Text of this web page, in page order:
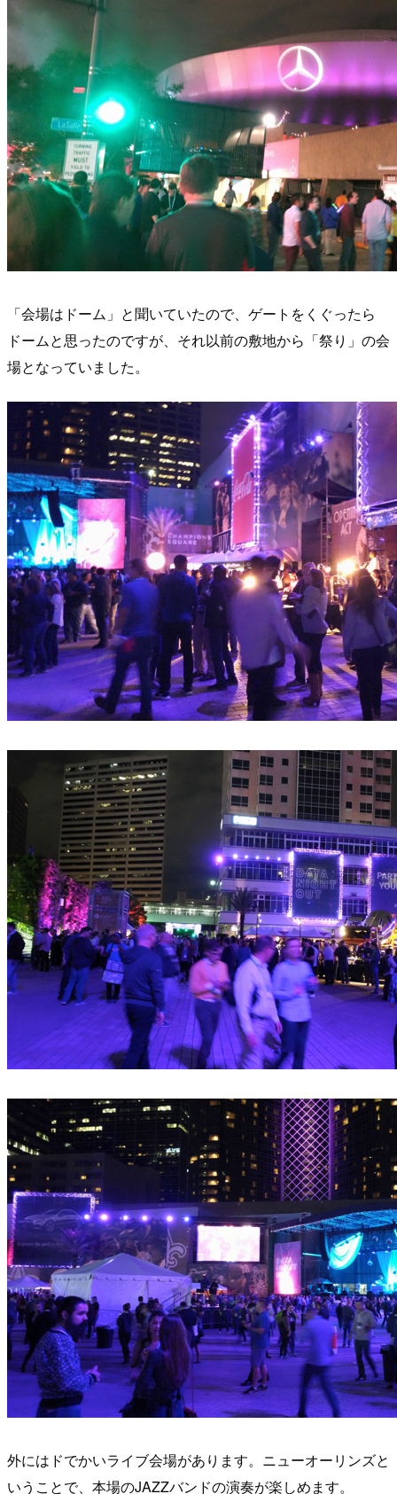
「会場はドーム」と聞いていたので、ゲートをくぐったら
ドームと思ったのですが、それ以前の敷地から「祭り」の会
場となっていました。
外にはドでかいライブ会場があります。ニューオーリンズと
いうことで、本場のJAZZバンドの演奏が楽しめます。